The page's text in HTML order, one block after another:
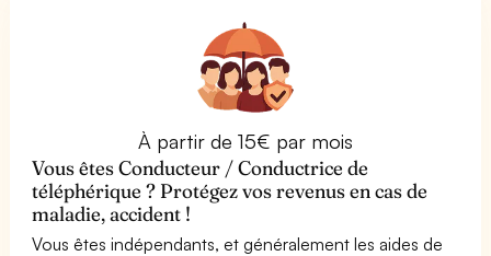
À partir de 15€ par mois
Vous êtes Conducteur / Conductrice de
téléphérique ? Protégez vos revenus en cas de
maladie, accident !
Vous êtes indépendants, et généralement les aides de